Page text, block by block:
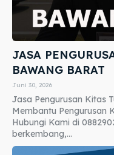
JASA
BAWANG BARAT
Juni 30, 2026
Jasa Pengurusan Kitas
Membantu Pengurusan
Hubungi Kami di
berkembang,...